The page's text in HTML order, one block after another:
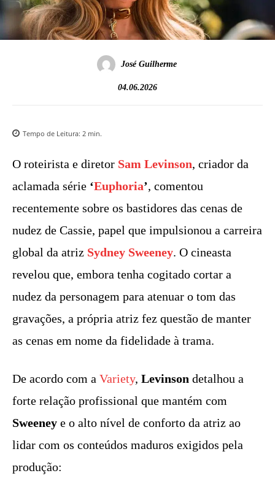
José Guilherme
04.06.2026
Tempo de Leitura: 2 min.
O roteirista e diretor Sam Levinson, criador da
aclamada série ‘Euphoria’, comentou
recentemente sobre os bastidores das cenas de
nudez de Cassie, papel que impulsionou a carreira
global da atriz Sydney Sweeney. O cineasta
revelou que, embora tenha cogitado cortar a
nudez da personagem para atenuar o tom das
gravações, a própria atriz fez questão de manter
as cenas em nome da fidelidade à trama.
De acordo com a Variety, Levinson detalhou a
forte relação profissional que mantém com
Sweeney e o alto nível de conforto da atriz ao
lidar com os conteúdos maduros exigidos pela
produção: